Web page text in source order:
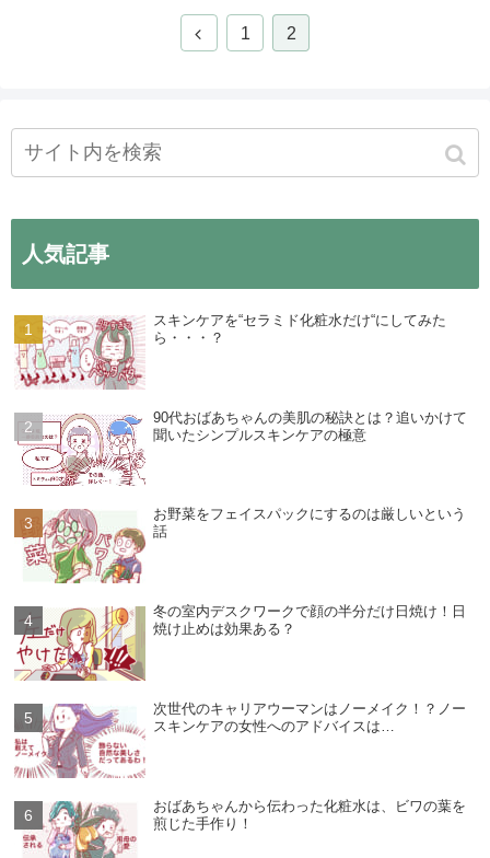
1 2
人気記事
スキンケアを“セラミド化粧水だけ“にしてみた
ら・・・？
90代おばあちゃんの美肌の秘訣とは？追いかけて
聞いたシンプルスキンケアの極意
お野菜をフェイスパックにするのは厳しいという
話
冬の室内デスクワークで顔の半分だけ日焼け！日
焼け止めは効果ある？
次世代のキャリアウーマンはノーメイク！？ノー
スキンケアの女性へのアドバイスは…
おばあちゃんから伝わった化粧水は、ビワの葉を
煎じた手作り！